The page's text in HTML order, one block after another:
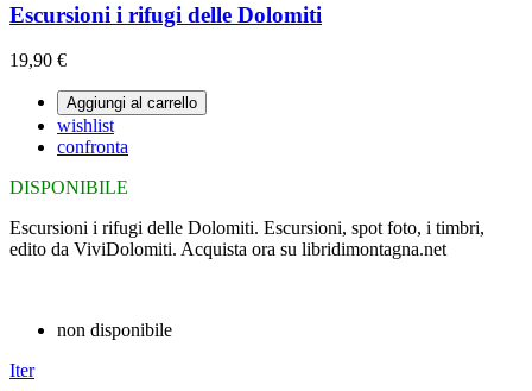
Escursioni i rifugi delle Dolomiti
19,90 €
Aggiungi al carrello
wishlist
confronta
DISPONIBILE
Escursioni i rifugi delle Dolomiti. Escursioni, spot foto, i timbri,
edito da ViviDolomiti. Acquista ora su libridimontagna.net
non disponibile
Iter